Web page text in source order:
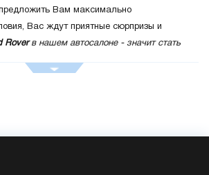
Вам максимально
Вас ждут приятные сюрпризы и
Roverв нашем автосалоне - значит стать